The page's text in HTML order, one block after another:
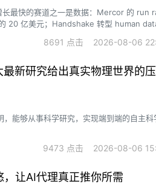
最快的赛道之一是数据：Mercor 的 run
20 亿美元；Handshake 转型 human
rate，
8691 点击 2026-08-06
新研究给出真实物理世界的
能够从事科学研究，实现端到端的自主科
9473 点击 2026-08-06
让AI代理真正推你所需